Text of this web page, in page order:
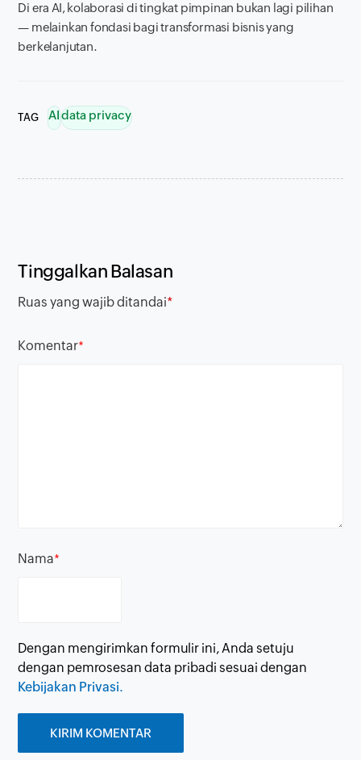
Di era AI, kolaborasi di tingkat pimpinan bukan lagi pilihan
— melainkan fondasi bagi transformasi bisnis yang
berkelanjutan.
TAG AIdata privacy
Tinggalkan Balasan
Ruas yang wajib ditandai*
Komentar*
Nama*
Dengan mengirimkan formulir ini, Anda setuju
dengan pemrosesan data pribadi sesuai dengan
Kebijakan Privasi.